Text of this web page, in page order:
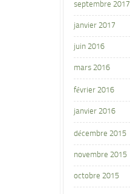
septembre 2017
janvier 2017
juin 2016
mars 2016
février 2016
janvier 2016
décembre 2015
novembre 2015
octobre 2015